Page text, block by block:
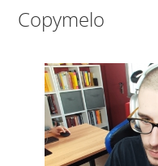
Saltar
navegación
principal
Saltar
contenido
principal
Saltar
principal
Copymelo